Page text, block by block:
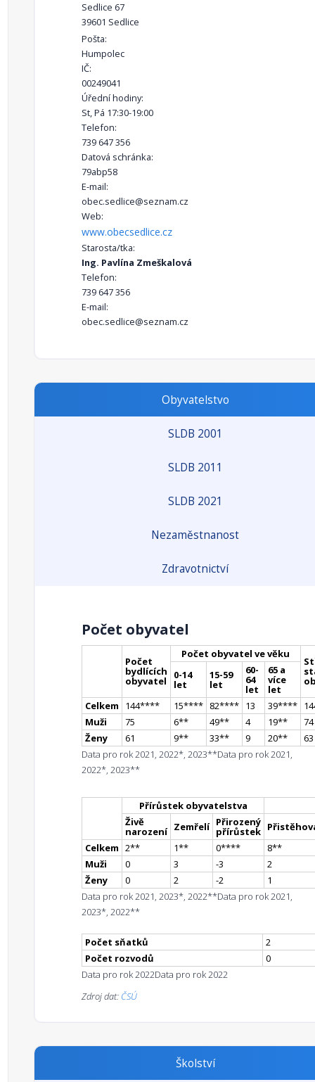
Sedlice 67
39601 Sedlice
Pošta:
Humpolec
IČ:
00249041
Úřední hodiny:
St, Pá 17:30-19:00
Telefon:
739 647 356
Datová schránka:
79abp58
E-mail:
obec.sedlice@seznam.cz
Web:
www.obecsedlice.cz
Starosta/tka:
Ing. Pavlína Zmeškalová
Telefon:
739 647 356
E-mail:
obec.sedlice@seznam.cz
Obyvatelstvo
SLDB 2001
SLDB 2011
SLDB 2021
Nezaměstnanost
Zdravotnictví
Počet obyvatel
Počet
bydlících
obyvatel
Počet obyvatel ve věku
0-14
let
15-59
let
60-
64
let
65 a
více
let
Celkem
144**** 15**** 82**** 13 39****
Muži
75 6** 49** 4 19**
74
Ženy
61 9** 33** 9 20**
63
Data pro rok 2021, 2022*, 2023**Data pro rok 2021,
2022*, 2023**
Přírůstek obyvatelstva
Živě
narození Zemřelí Přirozený
přírůstek
Celkem 2** 1** 0**** 8**
Muži
0 3 -3
2
Ženy
0 2 -2
1
Data pro rok 2021, 2023*, 2022**Data pro rok 2021,
2023*, 2022**
Počet sňatků
2
Počet rozvodů
0
Data pro rok 2022Data pro rok 2022
Zdroj dat: ČSÚ
Školství